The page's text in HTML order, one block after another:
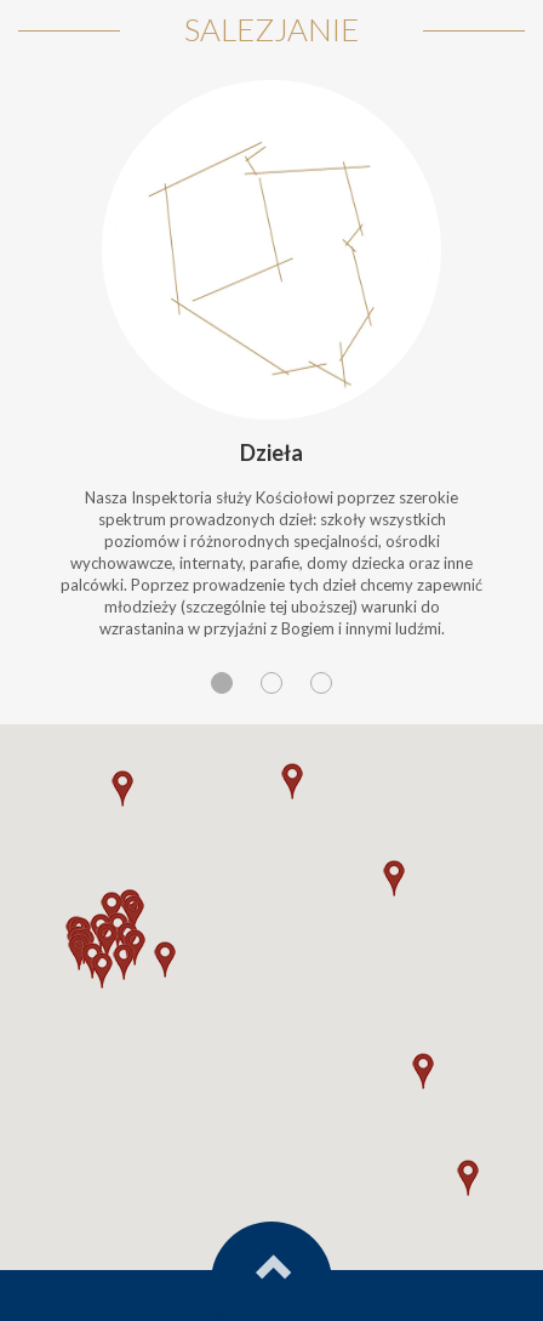
SALEZJANIE
Dzieła
Nasza Inspektoria służy Kościołowi poprzez szerokie
spektrum prowadzonych dzieł: szkoły wszystkich
poziomów i różnorodnych specjalności, ośrodki
wychowawcze, internaty, parafie, domy dziecka oraz inne
palcówki. Poprzez prowadzenie tych dzieł chcemy zapewnić
młodzieży (szczególnie tej uboższej) warunki do
wzrastanina w przyjaźni z Bogiem i innymi ludźmi.